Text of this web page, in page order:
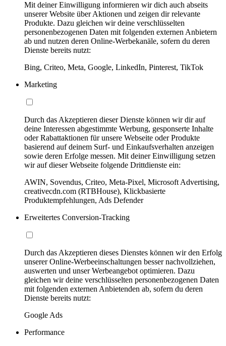
Mit deiner Einwilligung informieren wir dich auch abseits
unserer Website über Aktionen und zeigen dir relevante
Produkte. Dazu gleichen wir deine verschlüsselten
personenbezogenen Daten mit folgenden externen Anbietern
ab und nutzen deren Online-Werbekanäle, sofern du deren
Dienste bereits nutzt:
Bing, Criteo, Meta, Google, LinkedIn, Pinterest, TikTok
Marketing
Durch das Akzeptieren dieser Dienste können wir dir auf
deine Interessen abgestimmte Werbung, gesponserte Inhalte
oder Rabattaktionen für unsere Webseite oder Produkte
basierend auf deinem Surf- und Einkaufsverhalten anzeigen
sowie deren Erfolge messen. Mit deiner Einwilligung setzen
wir auf dieser Webseite folgende Drittdienste ein:
AWIN, Sovendus, Criteo, Meta-Pixel, Microsoft Advertising,
creativecdn.com (RTBHouse), Klickbasierte
Produktempfehlungen, Ads Defender
Erweitertes Conversion-Tracking
Durch das Akzeptieren dieses Dienstes können wir den Erfolg
unserer Online-Werbeeinschaltungen besser nachvollziehen,
auswerten und unser Werbeangebot optimieren. Dazu
gleichen wir deine verschlüsselten personenbezogenen Daten
mit folgenden externen Anbietenden ab, sofern du deren
Dienste bereits nutzt:
Google Ads
Performance